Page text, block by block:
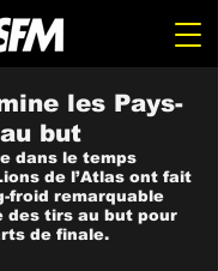
les Pays-
but
dans le temps
de l’Atlas ont fait
froid remarquable
des tirs au but pour
de finale.